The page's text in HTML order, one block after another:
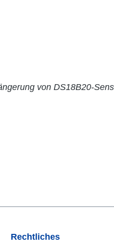
von DS18B20-
Rechtliches